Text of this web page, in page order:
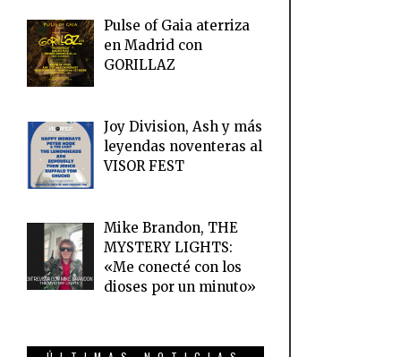
Pulse of Gaia aterriza
en Madrid con
GORILLAZ
Joy Division, Ash y más
leyendas noventeras al
VISOR FEST
Mike Brandon, THE
MYSTERY LIGHTS:
«Me conecté con los
dioses por un minuto»